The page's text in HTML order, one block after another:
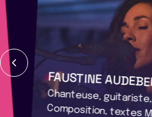
FAUSTINE
Chanteuse,
Composition,